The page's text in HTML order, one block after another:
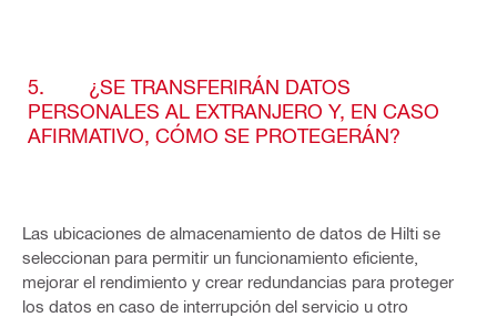
5. ¿SE TRANSFERIRÁN DATOS
PERSONALES AL EXTRANJERO Y, EN CASO
AFIRMATIVO, CÓMO SE PROTEGERÁN?
Las ubicaciones de almacenamiento de datos de Hilti se
seleccionan para permitir un funcionamiento eficiente,
mejorar el rendimiento y crear redundancias para proteger
los datos en caso de interrupción del servicio u otro